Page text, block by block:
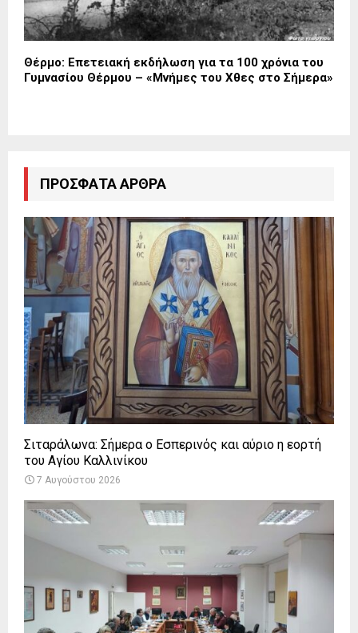
Θέρμο: Επετειακή εκδήλωση για τα 100 χρόνια του
Γυμνασίου Θέρμου – «Μνήμες του Χθες στο Σήμερα»
ΠΡΌΣΦΑΤΑ ΆΡΘΡΑ
Σιταράλωνα: Σήμερα ο Εσπερινός και αύριο η εορτή
του Αγίου Καλλινίκου
7 Αυγούστου 2026